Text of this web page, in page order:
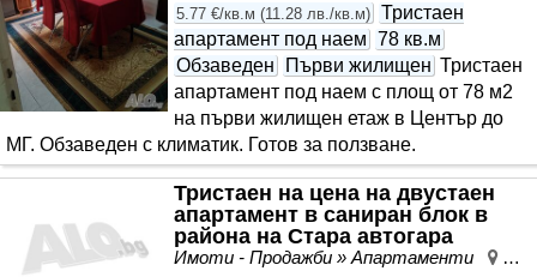
5.77 €/кв.м (11.28 лв./кв.м) Тристаен
апартамент под наем 78 кв.м
Обзаведен
Първи жилищен Тристаен
апартамент под наем с площ от 78 м2
на първи жилищен етаж в Център до
МГ. Обзаведен с климатик. Готов за ползване.
Тристаен на цена на двустаен
апартамент в саниран блок в
района на Стара автогара
Имоти - Продажби » Апартаменти